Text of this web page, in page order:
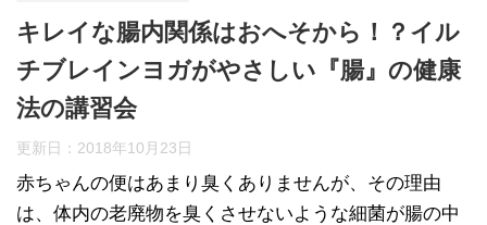
キレイな腸内関係はおへそから！？イル
チブレインヨガがやさしい『腸』の健康
法の講習会
更新日： 2018年10月23日
赤ちゃんの便はあまり臭くありませんが、その理由
は、体内の老廃物を臭くさせないような細菌が腸の中